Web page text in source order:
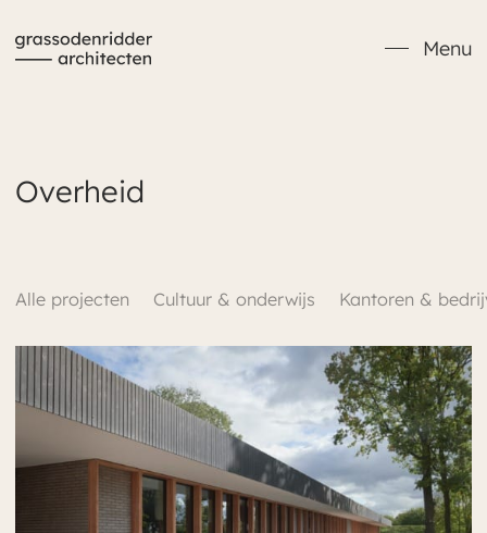
Verder naar navigatie
Ga naar hoofdinhoud
Menu
Overheid
Alle projecten Cultuur & onderwijs Kantoren &